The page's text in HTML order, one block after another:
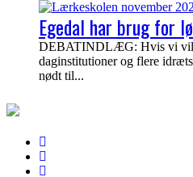
Egedal har brug for
DEBATINDLÆG: Hvis vi vil
daginstitutioner og flere
nødt til...
EgedalPosten